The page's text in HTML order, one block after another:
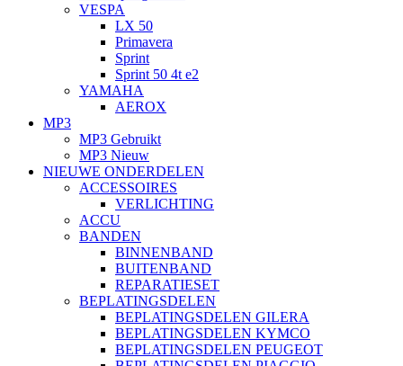
VESPA
LX 50
Primavera
Sprint
Sprint 50 4t e2
YAMAHA
AEROX
MP3
MP3 Gebruikt
MP3 Nieuw
NIEUWE ONDERDELEN
ACCESSOIRES
VERLICHTING
ACCU
BANDEN
BINNENBAND
BUITENBAND
REPARATIESET
BEPLATINGSDELEN
BEPLATINGSDELEN GILERA
BEPLATINGSDELEN KYMCO
BEPLATINGSDELEN PEUGEOT